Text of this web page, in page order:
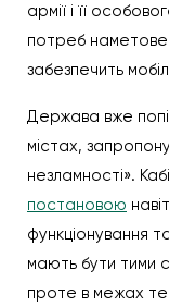
армії і її
потреб наметове
забезпечить
Держава вже
містах,
незламності».
постановою
функціонування
мають бути тими
проте в межах